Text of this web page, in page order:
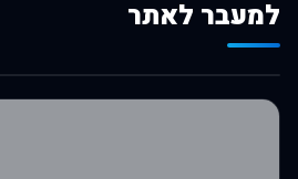
למעבר לאתר
לרכישה באלי אקספרס